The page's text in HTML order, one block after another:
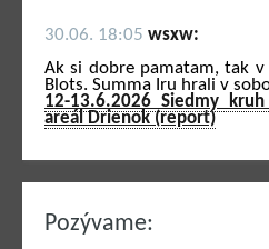
30.06. 18:05 wsxw:
Ak si dobre pamatam, tak
Blots. Summa Iru hrali v
12-13.6.2026 Siedmy
areál Drienok (report)
Pozývame: